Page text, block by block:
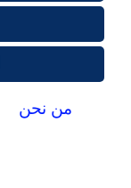
من نحن